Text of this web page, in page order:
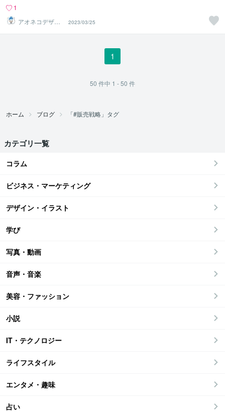
1
アオネコデザイ
ン
2023/03/25
1
50 件中 1 - 50 件
ホーム ブログ 「#販売戦略」タグ
カテゴリ一覧
コラム
ビジネス・マーケティング
デザイン・イラスト
学び
写真・動画
音声・音楽
美容・ファッション
小説
IT・テクノロジー
ライフスタイル
エンタメ・趣味
占い